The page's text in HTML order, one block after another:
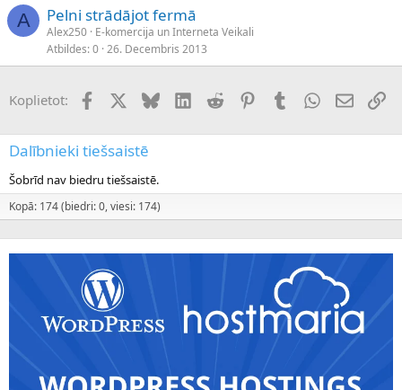
A Pelni strādājot fermā
Alex250 E-komercija un Interneta Veikali
Atbildes 0 26. Decembris 2013
Koplietot: FacebookX (Twitter)
BlueskyLinkedInReddit PinterestTumblrWhatsApp
E-pasts
Dalībnieki tiešsaistē
Šobrīd nav biedru tiešsaistē.
Kopā: 174 (biedri: 0, viesi: 174)